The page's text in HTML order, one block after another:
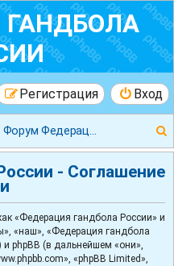
Вход
Регистрация
- Соглашение
«Федерация гандбола России» и
«наш», «Федерация гандбола
phpBB (в дальнейшем «они»,
«phpBB Limited»,